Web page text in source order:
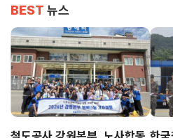
BEST 뉴스